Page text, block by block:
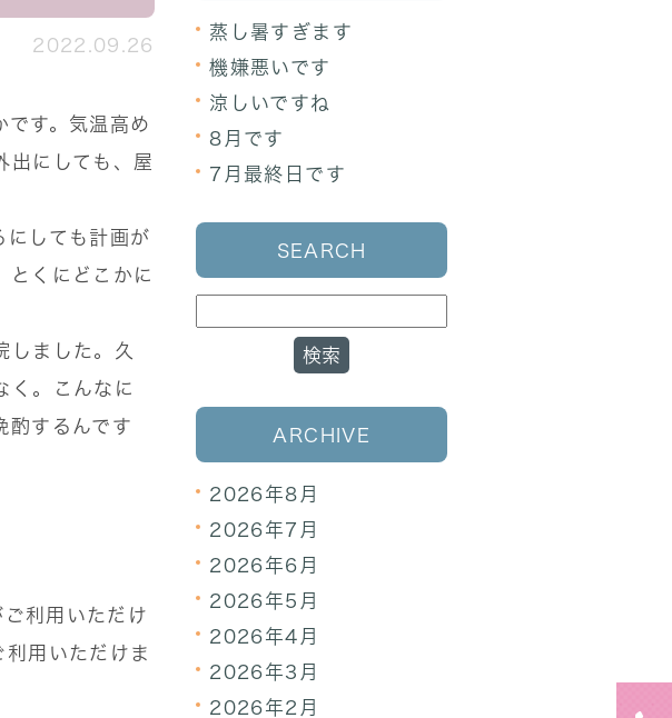
2022.09.26
です。気温高め
出にしても、屋
にしても計画が
とくにどこかに
しました。久
く。こんなに
酌するんです
利用いただけ
利用いただけま
蒸し暑すぎます
機嫌悪いです
涼しいですね
8月です
7月最終日です
SEARCH
ARCHIVE
2026年8月
2026年7月
2026年6月
2026年5月
2026年4月
2026年3月
2026年2月